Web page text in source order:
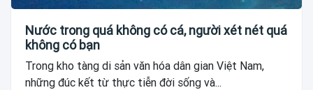
Nước trong quá không có cá, người xét nét quá
không có bạn
Trong kho tàng di sản văn hóa dân gian Việt Nam,
những đúc kết từ thực tiễn đời sống và...